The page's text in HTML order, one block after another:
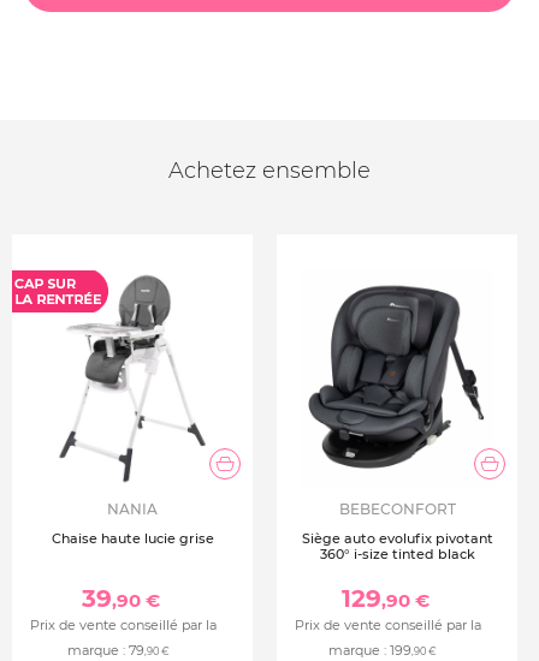
Achetez ensemble
NANIA
Chaise haute lucie grise
39,90 €
Prix de vente conseillé par la
marque : 79,90 €
BEBECONFORT
Siège auto evolufix pivotant
360° i-size tinted black
129,90 €
Prix de vente conseillé par la
marque : 199,90 €